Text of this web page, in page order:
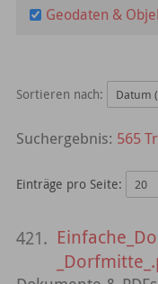
Geodaten &
Sortieren nach:
565
Einträge pro Seite:
421.